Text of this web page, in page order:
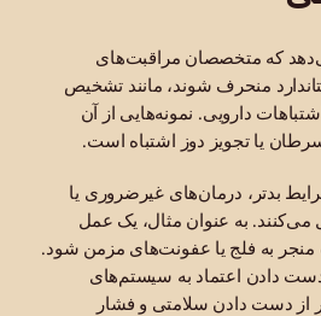
که متخصصان مراقبت‌های
منحرف شوند، مانند تشخیص
دارویی. نمونه‌هایی از آن
یا تجویز دوز اشتباه است.
بدتر، درمان‌های غیرضروری یا
می‌کنند. به عنوان مثال، یک عمل
به فلج یا عفونت‌های مزمن شود.
دادن اعتماد به سیستم‌های
از دست دادن سلامتی و فشار